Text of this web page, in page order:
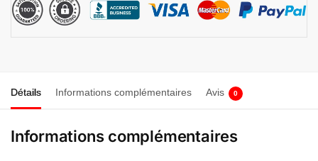
Détails Informations complémentaires Avis 0
Informations complémentaires